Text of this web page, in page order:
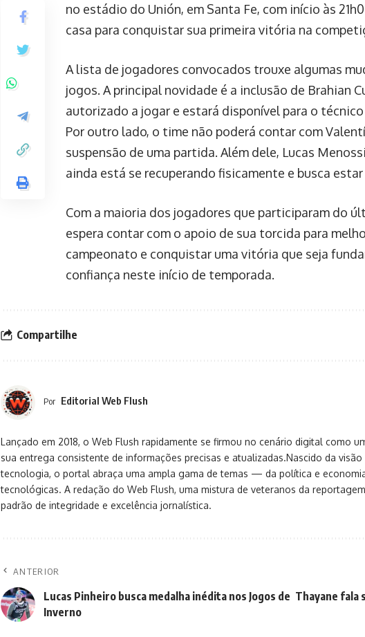
no estádio do Unión, em Santa Fe, com início às
casa para conquistar sua primeira vitória na
A lista de jogadores convocados trouxe algumas
jogos. A principal novidade é a inclusão de Brahian
autorizado a jogar e estará disponível para o
Por outro lado, o time não poderá contar com
suspensão de uma partida. Além dele, Lucas
ainda está se recuperando fisicamente e busca
Com a maioria dos jogadores que participaram do
espera contar com o apoio de sua torcida para
campeonato e conquistar uma vitória que seja
confiança neste início de temporada.
Compartilhe
Por Editorial Web Flush
Lançado em 2018, o Web Flush rapidamente se firmou no cenário digital como
sua entrega consistente de informações precisas e atualizadas.Nascido da
tecnologia, o portal abraça uma ampla gama de temas — da política e
tecnológicas. A redação do Web Flush, uma mistura de veteranos da
padrão de integridade e excelência jornalística.
ANTERIOR
Lucas Pinheiro busca medalha inédita nos Jogos de
Inverno
Thayane fala